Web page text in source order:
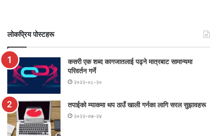
लोकप्रिय पोस्टहरू
कसरी एक शब्द कागजातलाई पढ्ने मात्रबाट सामान्यमा
परिवर्तन गर्ने
२०२२-०८-२०
तपाईको म्याकमा थप ठाउँ खाली गर्नका लागि सरल सुझावहरू
२०२२-०७-२४